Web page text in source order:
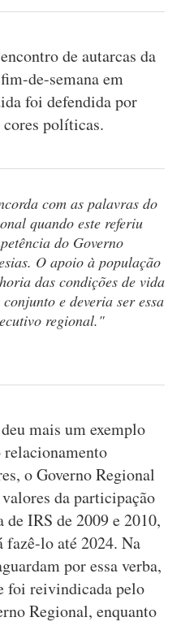
de autarcas da
de-semana em
foi defendida por
políticas.
com as palavras do
quando este referiu
do Governo
O apoio à população
das condições de vida
e deveria ser essa
regional."
mais um exemplo
relacionamento
o Governo Regional
da participação
IRS de 2009 e 2010,
fazê-lo até 2024. Na
por essa verba,
foi reivindicada pelo
Regional, enquanto